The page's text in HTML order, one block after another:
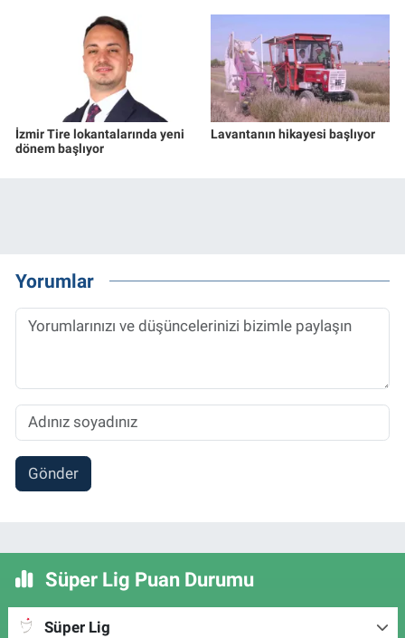
İzmir Tire lokantalarında yeni
dönem başlıyor
Lavantanın hikayesi başlıyor
Yorumlar
Gönder
Süper Lig Puan Durumu
Süper Lig